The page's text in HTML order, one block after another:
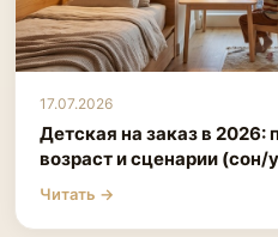
17.07.2026
Детская на заказ в 2026:
возраст и сценарии
Читать →